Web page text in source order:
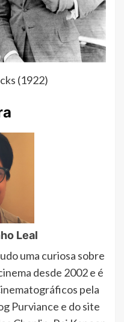
(1922)
Leal
uma curiosa sobre
desde 2002 e é
pela
Purviance e do site